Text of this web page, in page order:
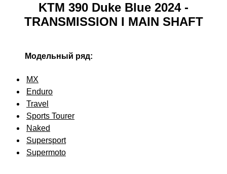
KTM 390 Duke Blue 2024 -
TRANSMISSION I MAIN SHAFT
Модельный ряд:
MX
Enduro
Travel
Sports Tourer
Naked
Supersport
Supermoto